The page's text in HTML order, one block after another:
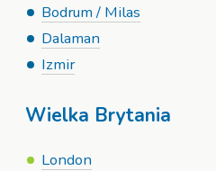
Bodrum / Milas
Dalaman
Izmir
Wielka Brytania
London